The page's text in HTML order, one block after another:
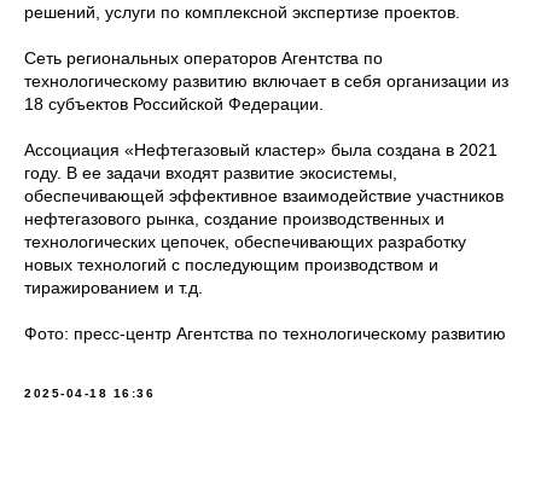
решений, услуги по комплексной экспертизе проектов.
Сеть региональных операторов Агентства по
технологическому развитию включает в себя организации из
18 субъектов Российской Федерации.
Ассоциация «Нефтегазовый кластер» была создана в 2021
году. В ее задачи входят развитие экосистемы,
обеспечивающей эффективное взаимодействие участников
нефтегазового рынка, создание производственных и
технологических цепочек, обеспечивающих разработку
новых технологий с последующим производством и
тиражированием и т.д.
Фото: пресс-центр Агентства по технологическому развитию
2025-04-18 16:36